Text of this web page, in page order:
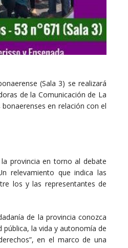
(Sala 3) se realizará
de la Comunicación de La
en relación con el
provincia en torno al debate
relevamiento que indica las
los y las representantes de
de la provincia conozca
la vida y autonomía de
en el marco de una